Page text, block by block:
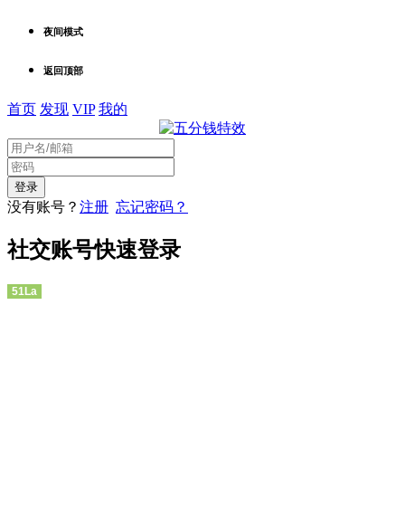
夜间模式
返回顶部
首页 发现 VIP 我的
没有账号？ 注册 忘记密码？
社交账号快速登录
51La